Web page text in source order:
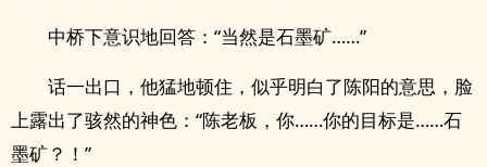
中桥下意识地回答：“当然是石墨矿……”
话一出口，他猛地顿住，似乎明白了陈阳的意思，脸
上露出了骇然的神色：“陈老板，你……你的目标是……石
墨矿？！”